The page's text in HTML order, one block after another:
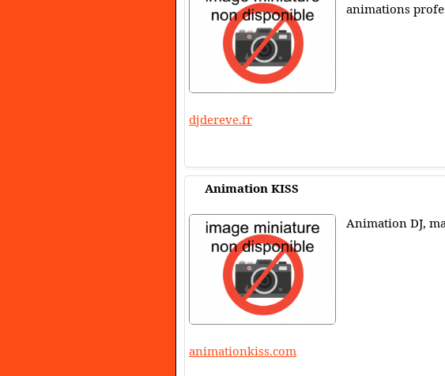
animations
djdereve.fr
Animation KISS
Animation DJ,
animationkiss.com